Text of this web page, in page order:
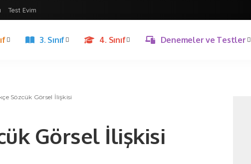
Test Evim
3. Sınıf 4. Sınıf Denemeler ve Testler
1. Sınıf
Sözcük Görsel İlişkisi
Görsel İlişkisi